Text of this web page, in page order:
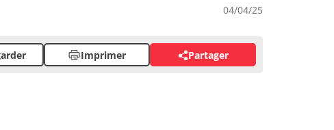
04/04/25
Imprimer Partager